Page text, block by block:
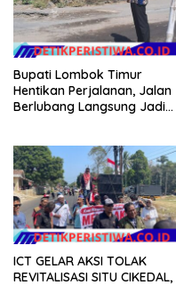
Bupati Lombok Timur
Hentikan Perjalanan, Jalan
Berlubang Langsung Jadi
ICT GELAR AKSI TOLAK
REVITALISASI SITU CIKEDAL,